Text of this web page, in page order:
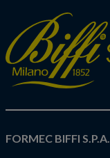
FORMEC BIFFI S.P.A.